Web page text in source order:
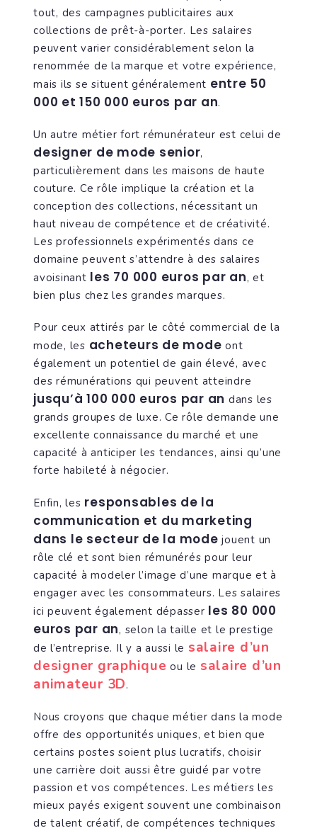
tout, des campagnes publicitaires aux
collections de prêt-à-porter. Les salaires
peuvent varier considérablement selon la
renommée de la marque et votre expérience,
mais ils se situent généralement entre 50
000 et 150 000 euros par an.
Un autre métier fort rémunérateur est celui de
designer de mode senior,
particulièrement dans les maisons de haute
couture. Ce rôle implique la création et la
conception des collections, nécessitant un
haut niveau de compétence et de créativité.
Les professionnels expérimentés dans ce
domaine peuvent s’attendre à des salaires
avoisinant les 70 000 euros par an, et
bien plus chez les grandes marques.
Pour ceux attirés par le côté commercial de la
mode, les acheteurs de mode ont
également un potentiel de gain élevé, avec
des rémunérations qui peuvent atteindre
jusqu’à 100 000 euros par an dans les
grands groupes de luxe. Ce rôle demande une
excellente connaissance du marché et une
capacité à anticiper les tendances, ainsi qu’une
forte habileté à négocier.
Enfin, les responsables de la
communication et du marketing
dans le secteur de la mode jouent un
rôle clé et sont bien rémunérés pour leur
capacité à modeler l’image d’une marque et à
engager avec les consommateurs. Les salaires
ici peuvent également dépasser les 80 000
euros par an, selon la taille et le prestige
de l’entreprise. Il y a aussi le salaire d’un
designer graphique ou le salaire d’un
animateur 3D.
Nous croyons que chaque métier dans la mode
offre des opportunités uniques, et bien que
certains postes soient plus lucratifs, choisir
une carrière doit aussi être guidé par votre
passion et vos compétences. Les métiers les
mieux payés exigent souvent une combinaison
de talent créatif, de compétences techniques